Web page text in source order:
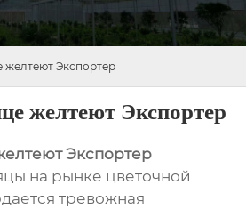
желтеют Экспортер
желтеют Экспортер
Экспортер
на рынке цветочной
тревожная